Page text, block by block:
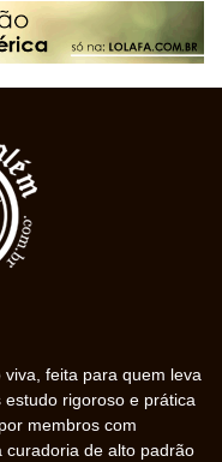
feita para quem leva
rigoroso e prática
membros com
curadoria de alto padrão